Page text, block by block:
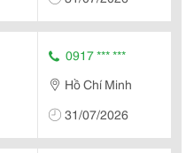
0917 *** ***
Hồ Chí Minh
31/07/2026